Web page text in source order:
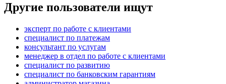
Другие пользователи ищут
эксперт по работе с клиентами
специалист по платежам
консультант по услугам
менеджер в отдел по работе с клиентами
специалист по развитию
специалист по банковским гарантиям